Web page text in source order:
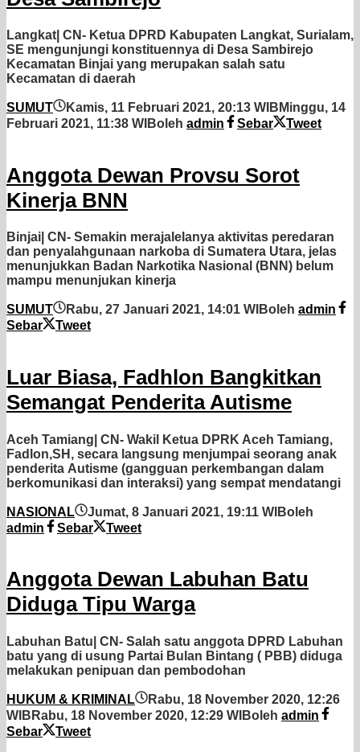
Langkat| CN- Ketua DPRD Kabupaten Langkat, Surialam,
SE mengunjungi konstituennya di Desa Sambirejo
Kecamatan Binjai yang merupakan salah satu
Kecamatan di daerah
SUMUT Kamis, 11 Februari 2021, 20:13 WIB Minggu, 14
Februari 2021, 11:38 WIBoleh admin Sebar Tweet
Anggota Dewan Provsu Sorot
Kinerja BNN
Binjai| CN- Semakin merajalelanya aktivitas peredaran
dan penyalahgunaan narkoba di Sumatera Utara, jelas
menunjukkan Badan Narkotika Nasional (BNN) belum
mampu menunjukan kinerja
SUMUT Rabu, 27 Januari 2021, 14:01 WIBoleh admin
Sebar
Tweet
Luar Biasa, Fadhlon Bangkitkan
Semangat Penderita Autisme
Aceh Tamiang| CN- Wakil Ketua DPRK Aceh Tamiang,
Fadlon,SH, secara langsung menjumpai seorang anak
penderita Autisme (gangguan perkembangan dalam
berkomunikasi dan interaksi) yang sempat mendatangi
NASIONAL Jumat, 8 Januari 2021, 19:11 WIBoleh
admin
Sebar Tweet
Anggota Dewan Labuhan Batu
Diduga Tipu Warga
Labuhan Batu| CN- Salah satu anggota DPRD Labuhan
batu yang di usung Partai Bulan Bintang ( PBB) diduga
melakukan penipuan dan pembodohan
HUKUM & KRIMINAL
Rabu, 18 November 2020, 12:26
WIB Rabu, 18 November 2020, 12:29 WIBoleh admin
Sebar
Tweet